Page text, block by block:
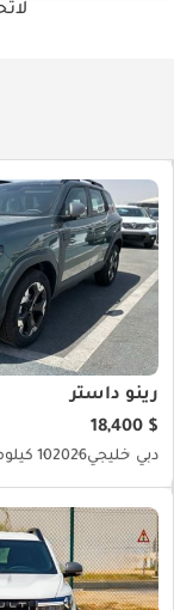
لا
رينو داستر
$ 18,400
دبي خليجي202610 كيلومتر